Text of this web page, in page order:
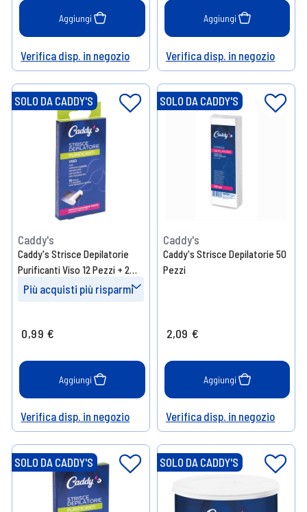
Aggiungi
Help
Verifica disp. in negozio
Aggiungi
Help
Verifica disp. in negozio
SOLO DA CADDY'S
Caddy's
Caddy's Strisce Depilatorie
Purificanti Viso 12 Pezzi + 2
Salviette Post-Epilazione
Più acquisti più risparmi
- 20%
0,99 €
Aggiungi
Help
Verifica disp. in negozio
SOLO DA CADDY'S
Caddy's
Caddy's Strisce Depilatorie 50
Pezzi
2,09 €
Aggiungi
Help
Verifica disp. in negozio
SOLO DA CADDY'S SOLO DA CADDY'S